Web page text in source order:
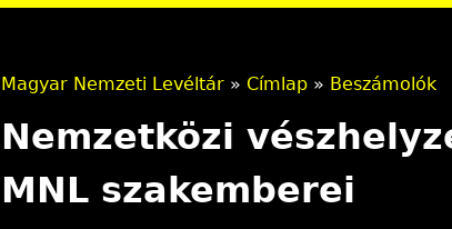
Magyar Nemzeti Levéltár » Címlap » Beszámolók
Nemzetközi
MNL szakemberei